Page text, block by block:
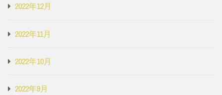
2022年12月
2022年11月
2022年10月
2022年9月